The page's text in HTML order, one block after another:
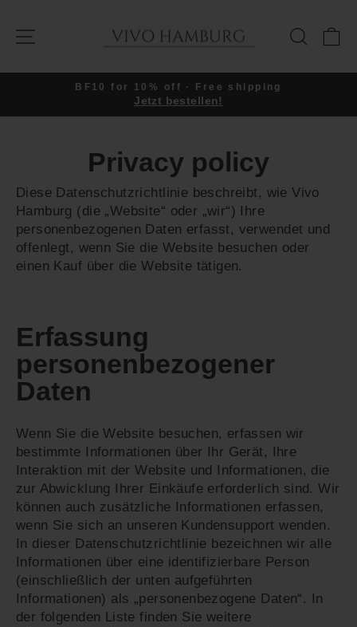
content
SITE NAVIGATION
Pause
BF10 for 10% off · Free shipping
Jetzt bestellen!
Privacy policy
Diese Datenschutzrichtlinie beschreibt, wie Vivo
Hamburg (die „Website“ oder „wir“) Ihre
personenbezogenen Daten erfasst, verwendet und
offenlegt, wenn Sie die Website besuchen oder
einen Kauf über die Website tätigen.
Erfassung
personenbezogener
Daten
Wenn Sie die Website besuchen, erfassen wir
bestimmte Informationen über Ihr Gerät, Ihre
Interaktion mit der Website und Informationen, die
zur Abwicklung Ihrer Einkäufe erforderlich sind. Wir
können auch zusätzliche Informationen erfassen,
wenn Sie sich an unseren Kundensupport wenden.
In dieser Datenschutzrichtlinie bezeichnen wir alle
Informationen über eine identifizierbare Person
(einschließlich der unten aufgeführten
Informationen) als „personenbezogene Daten“. In
der folgenden Liste finden Sie weitere